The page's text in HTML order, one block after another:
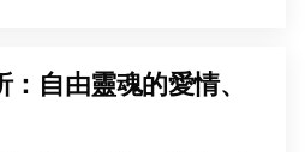
自由靈魂的愛情、